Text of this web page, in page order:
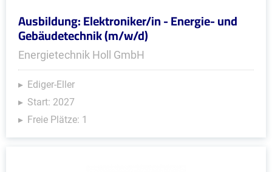
Ausbildung: Elektroniker/in - Energie- und
Gebäudetechnik (m/w/d)
Energietechnik Holl GmbH
Ediger-Eller
Start: 2027
Freie Plätze: 1